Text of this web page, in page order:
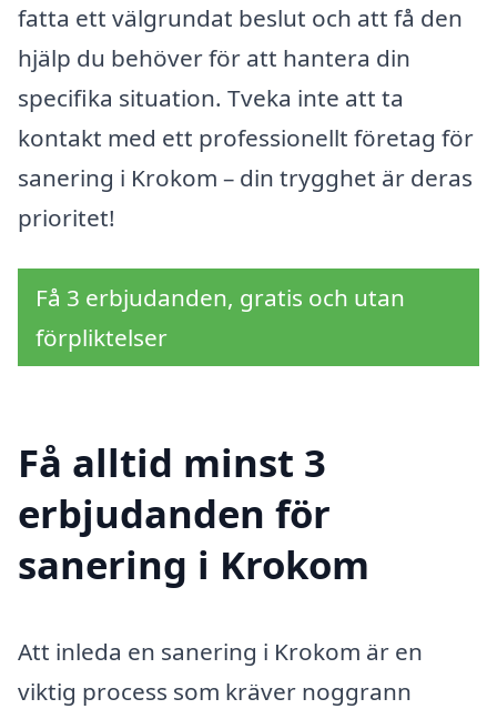
fatta ett välgrundat beslut och att få den
hjälp du behöver för att hantera din
specifika situation. Tveka inte att ta
kontakt med ett professionellt företag för
sanering i Krokom – din trygghet är deras
prioritet!
Få 3 erbjudanden, gratis och utan
förpliktelser
Få alltid minst 3
erbjudanden för
sanering i Krokom
Att inleda en sanering i Krokom är en
viktig process som kräver noggrann